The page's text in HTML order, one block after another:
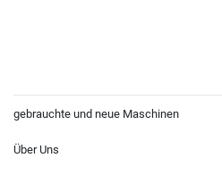
gebrauchte und neue Maschinen
Über Uns